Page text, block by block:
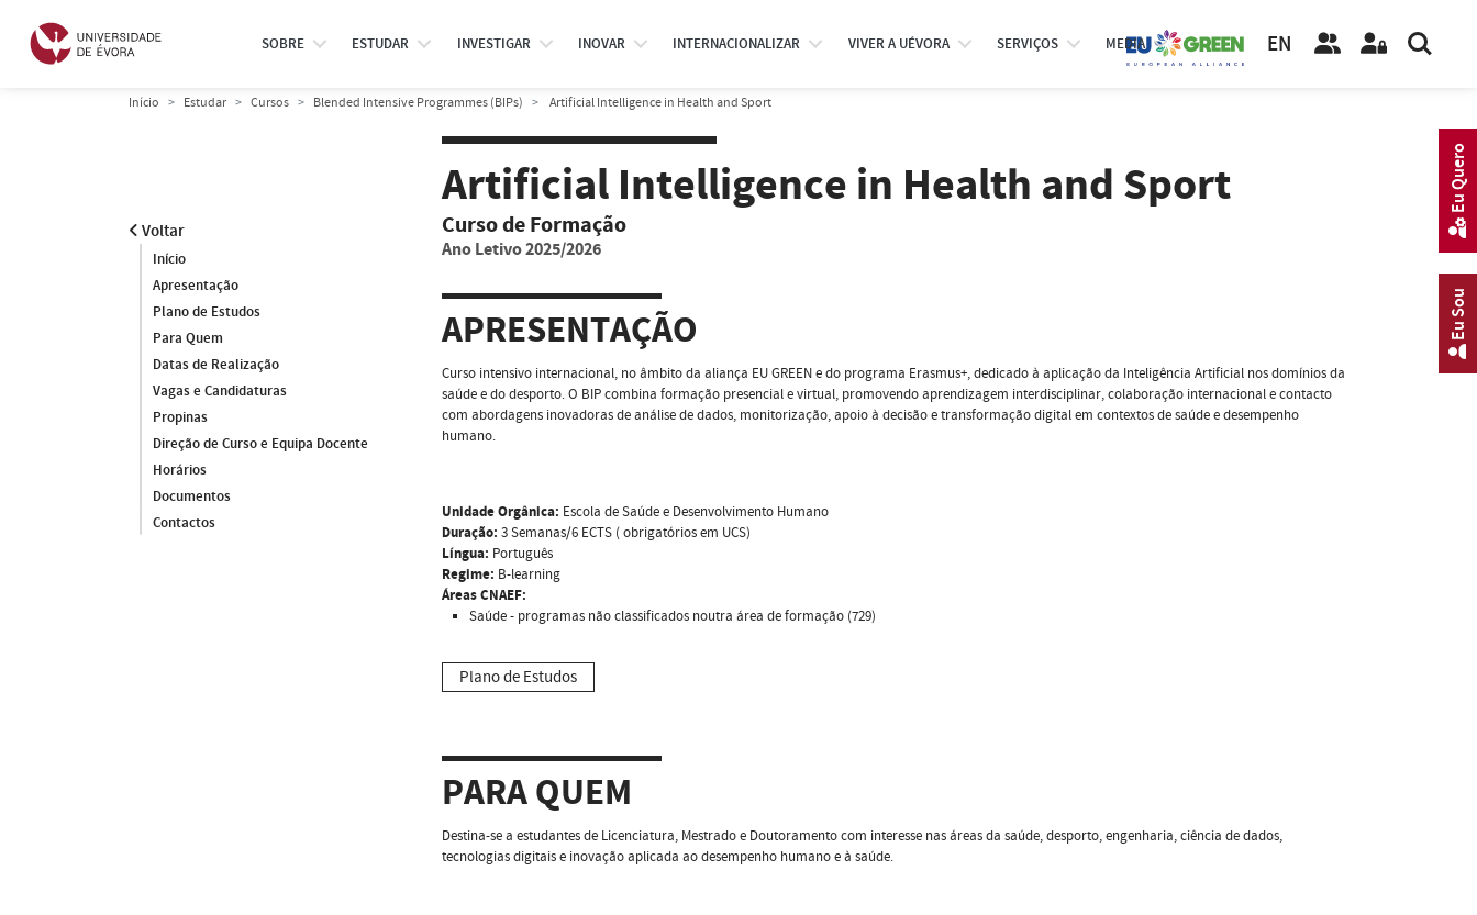
SOBRE ESTUDAR INVESTIGAR INOVAR INTERNACIONALIZAR VIVER A UÉVORA SERVIÇOS MEDIA EN
Início Estudar Cursos Blended Intensive Programmes (BIPs) Artificial Intelligence in Health and Sport
Voltar
Início
Apresentação
Plano de Estudos
Para Quem
Datas de Realização
Vagas e Candidaturas
Propinas
Direção de Curso e Equipa Docente
Horários
Documentos
Contactos
Artificial Intelligence in Health and Sport
Curso de Formação
Ano Letivo 2025/2026
APRESENTAÇÃO
Curso intensivo internacional, no âmbito da aliança EU GREEN e do programa Erasmus+, dedicado à aplicação da Inteligência Artificial nos domínios da
saúde e do desporto. O BIP combina formação presencial e virtual, promovendo aprendizagem interdisciplinar, colaboração internacional e contacto
com abordagens inovadoras de análise de dados, monitorização, apoio à decisão e transformação digital em contextos de saúde e desempenho
humano.
Unidade Orgânica: Escola de Saúde e Desenvolvimento Humano
Duração: 3 Semanas/6 ECTS ( obrigatórios em UCS)
Língua: Português
Regime: B-learning
Áreas CNAEF:
Saúde - programas não classificados noutra área de formação (729)
Plano de Estudos
PARA QUEM
Destina-se a estudantes de Licenciatura, Mestrado e Doutoramento com interesse nas áreas da saúde, desporto, engenharia, ciência de dados,
tecnologias digitais e inovação aplicada ao desempenho humano e à saúde.
Eu Sou
Eu Quero